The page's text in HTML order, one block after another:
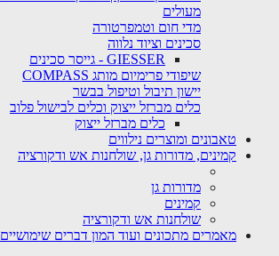
מעולים
מדי חום וטמפרטורה
סכינים וציוד נלווה
GIESSER - גייסר סכינים
שיפודי פרימיום מותג COMPASS
יישון תיבול וטיפול בבשר
כלים מברזל ייצוק וכלים לבישול פלוב
כלים מברזל ייצוק
טאבונים ומוצרים נילווים
קמינים, מדורות גן, שולחנות אש ודקורציה
מדורות גן
קמינים
שולחנות אש ודקורציה
מאמרים מתכונים ועוד המון דברים שימושיים